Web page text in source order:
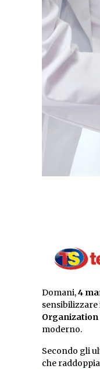
Domani,4
Organization
moderno.
Secondo gli
che